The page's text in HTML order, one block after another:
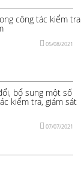
công tác kiểm tra
05/08/2021
bổ sung một số
kiểm tra, giám sát
07/07/2021